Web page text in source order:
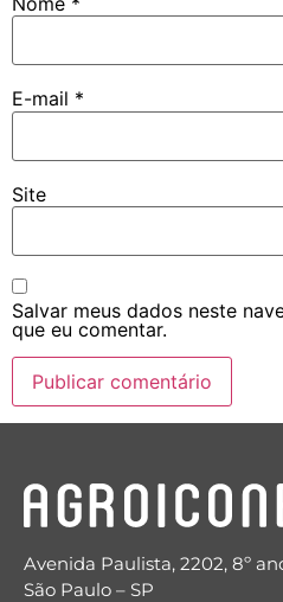
E-mail *
Site
Salvar meus dados neste
que eu comentar.
Avenida Paulista, 2202, 8º
São Paulo – SP